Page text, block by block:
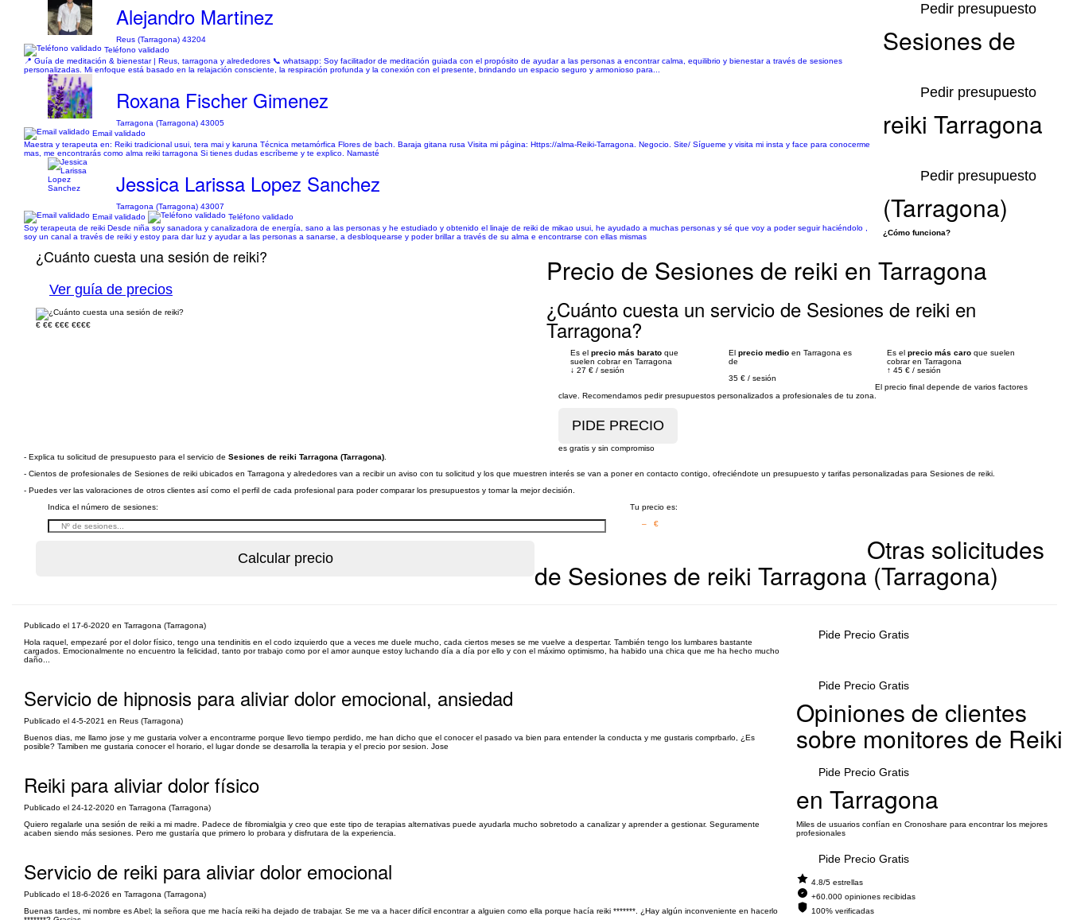
Alejandro Martinez
Reus (Tarragona) 43204
Teléfono validado
📍 Guía de meditación & bienestar | Reus, tarragona y alrededores 📞 whatsapp: Soy facilitador de meditación guiada con el propósito de ayudar a las personas a encontrar calma, equilibrio y bienestar a través de sesiones
personalizadas. Mi enfoque está basado en la relajación consciente, la respiración profunda y la conexión con el presente, brindando un espacio seguro y armonioso para...
Pedir presupuesto
Roxana Fischer Gimenez
Tarragona (Tarragona) 43005
Email validado
Maestra y terapeuta en: Reiki tradicional usui, tera mai y karuna Técnica metamórfica Flores de bach. Baraja gitana rusa Visita mi página: Https://alma-Reiki-Tarragona. Negocio. Site/ Sígueme y visita mi insta y face para conocerme
mas, me encontrarás como alma reiki tarragona Si tienes dudas escríbeme y te explico. Namasté
Pedir presupuesto
Jessica Larissa Lopez Sanchez
Tarragona (Tarragona) 43007
Email validado
Teléfono validado
Soy terapeuta de reiki Desde niña soy sanadora y canalizadora de energía, sano a las personas y he estudiado y obtenido el linaje de reiki de mikao usui, he ayudado a muchas personas y sé que voy a poder seguir haciéndolo ,
soy un canal a través de reiki y estoy para dar luz y ayudar a las personas a sanarse, a desbloquearse y poder brillar a través de su alma e encontrarse con ellas mismas
Pedir presupuesto
¿Cuánto cuesta una sesión de reiki?
Ver guía de precios
€ €€ €€€ €€€€
Precio de Sesiones de reiki en Tarragona
¿Cuánto cuesta un servicio de Sesiones de reiki en
Tarragona?
Es el precio más barato que
suelen cobrar en Tarragona
↓ 27 € / sesión
El precio medio en Tarragona es
de
35 € / sesión
Es el precio más caro que suelen
cobrar en Tarragona
↑ 45 € / sesión
El precio final depende de varios factores
clave. Recomendamos pedir presupuestos personalizados a profesionales de tu zona.
es gratis y sin compromiso
Sesiones de
reiki Tarragona
(Tarragona)
¿Cómo funciona?
- Explica tu solicitud de presupuesto para el servicio de Sesiones de reiki Tarragona (Tarragona)
- Cientos de profesionales de Sesiones de reiki ubicados en Tarragona y alrededores van a recibir un aviso con tu solicitud y los que muestren interés se van a poner en contacto contigo, ofreciéndote un presupuesto y tarifas personalizadas para Sesiones de reiki.
- Puedes ver las valoraciones de otros clientes así como el perfil de cada profesional para poder comparar los presupuestos y tomar la mejor decisión.
Indica el número de sesiones:
Tu precio es:
– €
Otras solicitudes
de Sesiones de reiki Tarragona (Tarragona)
Publicado el 17-6-2020 en Tarragona (Tarragona)
Hola raquel, empezaré por el dolor físico, tengo una tendinitis en el codo izquierdo que a veces me duele mucho, cada ciertos meses se me vuelve a despertar. También tengo los lumbares bastante
cargados. Emocionalmente no encuentro la felicidad, tanto por trabajo como por el amor aunque estoy luchando día a día por ello y con el máximo optimismo, ha habido una chica que me ha hecho mucho
daño...
Pide Precio Gratis
Servicio de hipnosis para aliviar dolor emocional, ansiedad
Publicado el 4-5-2021 en Reus (Tarragona)
Buenos dias, me llamo jose y me gustaria volver a encontrarme porque llevo tiempo perdido, me han dicho que el conocer el pasado va bien para entender la conducta y me gustaris comprbarlo, ¿Es
posible? Tamiben me gustaria conocer el horario, el lugar donde se desarrolla la terapia y el precio por sesion. Jose
Pide Precio Gratis
Reiki para aliviar dolor físico
Publicado el 24-12-2020 en Tarragona (Tarragona)
Quiero regalarle una sesión de reiki a mi madre. Padece de fibromialgia y creo que este tipo de terapias alternativas puede ayudarla mucho sobretodo a canalizar y aprender a gestionar. Seguramente
acaben siendo más sesiones. Pero me gustaría que primero lo probara y disfrutara de la experiencia.
Pide Precio Gratis
Servicio de reiki para aliviar dolor emocional
Publicado el 18-6-2026 en Tarragona (Tarragona)
Buenas tardes, mi nombre es Abel; la señora que me hacía reiki ha dejado de trabajar. Se me va a hacer difícil encontrar a alguien como ella porque hacía reiki *******. ¿Hay algún inconveniente en hacerlo
Pide Precio Gratis
Opiniones de clientes
sobre monitores de Reiki
en Tarragona
Miles de usuarios confían en Cronoshare para encontrar los mejores
profesionales
4.8/5 estrellas
+60.000 opiniones recibidas
100% verificadas